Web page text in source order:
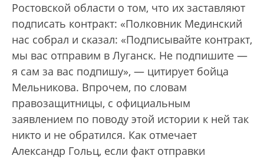
Ростовской области о том, что их заставляют
подписать контракт: «Полковник Мединский
нас собрал и сказал: «Подписывайте контракт,
мы вас отправим в Луганск. Не подпишите —
я сам за вас подпишу», — цитирует бойца
Мельникова. Впрочем, по словам
правозащитницы, с официальным
заявлением по поводу этой истории к ней так
никто и не обратился. Как отмечает
Александр Гольц, если факт отправки